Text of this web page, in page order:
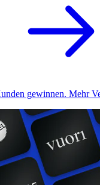
gewinnen. Mehr